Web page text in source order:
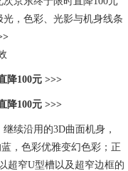
，色彩、光影与机身线条
降100元 >>>
降100元 >>>
续沿用的3D曲面机身，
，色彩优雅变幻色彩；正
超窄U型槽以及超窄边框的